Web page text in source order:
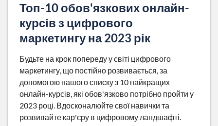
Топ-10 обов'язкових онлайн-
курсів з цифрового
маркетингу на 2023 рік
Будьте на крок попереду у світі цифрового
маркетингу, що постійно розвивається, за
допомогою нашого списку з 10 найкращих
онлайн-курсів, які обов'язково потрібно пройти у
2023 році. Вдосконалюйте свої навички та
розвивайте кар'єру в цифровому ландшафті.